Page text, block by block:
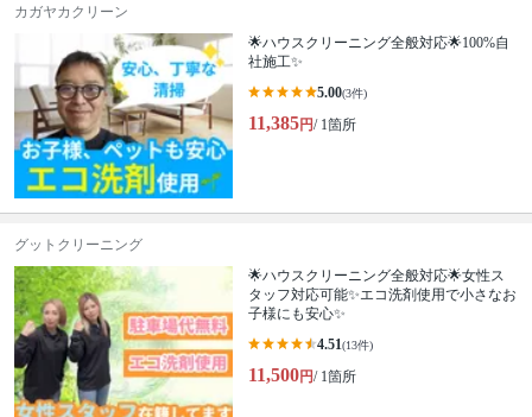
カガヤカクリーン
🌟ハウスクリーニング全般対応🌟100%自
社施工✨
5.00(3件)
11,385円/ 1箇所
グットクリーニング
🌟ハウスクリーニング全般対応🌟女性ス
タッフ対応可能✨エコ洗剤使用で小さなお
子様にも安心✨
4.51(13件)
11,500円/ 1箇所